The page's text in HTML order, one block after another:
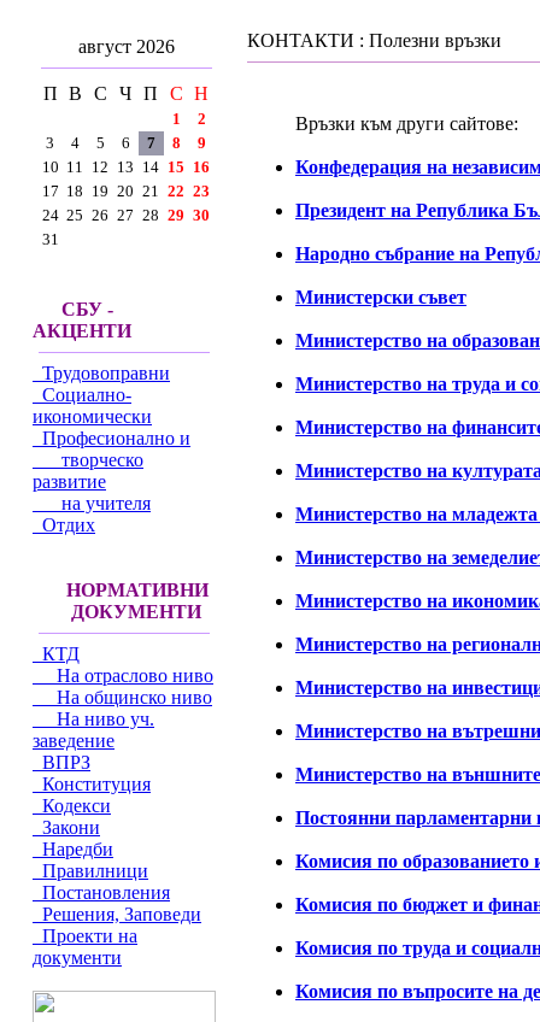
август 2026
П В С Ч П С Н
1
2
3
4 5 6 7 8
9
10 11 12 13 14 15 16
17 18 19 20 21 22 23
24 25 26 27 28 29 30
31
СБУ -
АКЦЕНТИ
Трудовоправни
Социално-
икономически
Професионално и
творческо
развитие
на учителя
Отдих
НОРМАТИВНИ
ДОКУМЕНТИ
КТД
На отраслово ниво
На общинско ниво
На ниво уч.
заведение
ВПРЗ
Конституция
Кодекси
Закони
Наредби
Правилници
Постановления
Решения, Заповеди
Проекти на
документи
КОНТАКТИ : Полезни връзки
Връзки към други сайтове:
Конфедерация на
Президент на Република
Народно събрание на
Министерски съвет
Министерство на
Министерство на труда и
Министерство на
Министерство на
Министерство на младежта
Министерство на
Министерство на
Министерство на
Министерство на
Министерство на
Министерство на
Постоянни парламентарни
Комисия по образованието
Комисия по бюджет и
Комисия по труда и
Комисия по въпросите на